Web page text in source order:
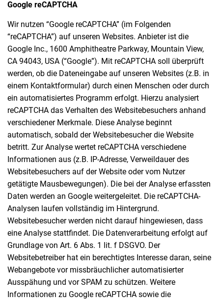
Google reCAPTCHA
Wir nutzen “Google reCAPTCHA” (im Folgenden
“reCAPTCHA”) auf unseren Websites. Anbieter ist die
Google Inc., 1600 Amphitheatre Parkway, Mountain View,
CA 94043, USA (“Google”). Mit reCAPTCHA soll überprüft
werden, ob die Dateneingabe auf unseren Websites (z.B. in
einem Kontaktformular) durch einen Menschen oder durch
ein automatisiertes Programm erfolgt. Hierzu analysiert
reCAPTCHA das Verhalten des Websitebesuchers anhand
verschiedener Merkmale. Diese Analyse beginnt
automatisch, sobald der Websitebesucher die Website
betritt. Zur Analyse wertet reCAPTCHA verschiedene
Informationen aus (z.B. IP-Adresse, Verweildauer des
Websitebesuchers auf der Website oder vom Nutzer
getätigte Mausbewegungen). Die bei der Analyse erfassten
Daten werden an Google weitergeleitet. Die reCAPTCHA-
Analysen laufen vollständig im Hintergrund.
Websitebesucher werden nicht darauf hingewiesen, dass
eine Analyse stattfindet. Die Datenverarbeitung erfolgt auf
Grundlage von Art. 6 Abs. 1 lit. f DSGVO. Der
Websitebetreiber hat ein berechtigtes Interesse daran, seine
Webangebote vor missbräuchlicher automatisierter
Ausspähung und vor SPAM zu schützen. Weitere
Informationen zu Google reCAPTCHA sowie die